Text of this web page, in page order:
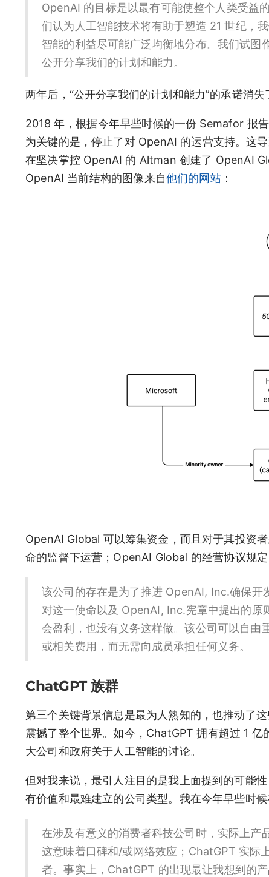
OpenAI 的目标是以最有可能使整个人类受益
们认为人工智能技术将有助于塑造 21 世纪，
智能的利益尽可能广泛均衡地分布。我们试图
公开分享我们的计划和能力。
两年后，“公开分享我们的计划和能力”的承诺消
2018 年，根据今年早些时候的一份 Semafor 报
为关键的是，停止了对 OpenAI 的运营支持。这
在坚决掌控 OpenAI 的 Altman 创建了 OpenAI
OpenAI 当前结构的图像来自他们的网站：
OpenAI Global 可以筹集资金，而且对于其投资
命的监督下运营；OpenAI Global 的经营协议规定
该公司的存在是为了推进 OpenAI, Inc.确保开
对这一使命以及 OpenAI, Inc.宪章中提出的原
会盈利，也没有义务这样做。该公司可以自
或相关费用，而无需向成员承担任何义务。
ChatGPT 族群
第三个关键背景信息是最为人熟知的，也推动了
震撼了整个世界。如今，ChatGPT 拥有超过 1
大公司和政府关于人工智能的讨论。
但对我来说，最引人注目的是我上面提到的可能
有价值和最难建立的公司类型。我在今年早些时候
在涉及有意义的消费者科技公司时，实际上产
这意味着口碑和/或网络效应；ChatGPT 实际
者。事实上，ChatGPT 的出现最让我想到的